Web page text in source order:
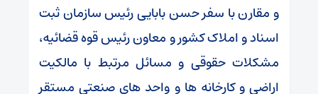
و مقارن با سفر حسن بابایی رئیس سازمان ثبت
اسناد و املاک کشور و معاون رئیس قوه قضائیه،
مشکلات حقوقی و مسائل مرتبط با مالکیت
اراضی و کارخانه ها و واحد های صنعتی مستقر